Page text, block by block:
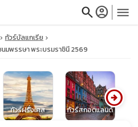
searchaccount_circle menu
close
ทัวร์บัลแกเรีย
มพรรษา พระบรมราชินี 2569
ทัวร์ฝรั่งเศส ทัวร์สกอตแลนด์
arrow_circle_right